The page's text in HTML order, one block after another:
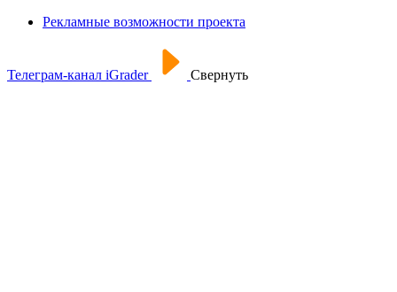
Рекламные возможности проекта
Телеграм-канал iGrader Свернуть